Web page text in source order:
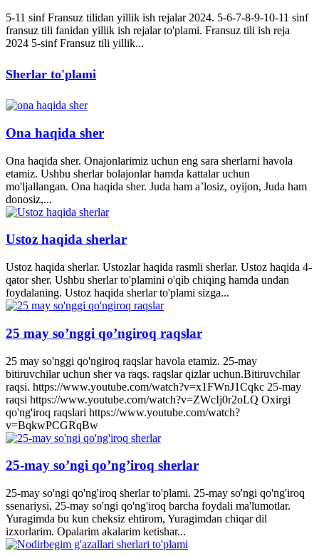
5-11 sinf Fransuz tilidan yillik ish rejalar 2024. 5-6-7-8-9-10-11 sinf
fransuz tili fanidan yillik ish rejalar to'plami. Fransuz tili ish reja
2024 5-sinf Fransuz tili yillik...
Sherlar to'plami
Ona haqida sher
Ona haqida sher. Onajonlarimiz uchun eng sara sherlarni havola
etamiz. Ushbu sherlar bolajonlar hamda kattalar uchun
mo'ljallangan. Ona haqida sher. Juda ham a’losiz, oyijon, Juda ham
donosiz,...
Ustoz haqida sherlar
Ustoz haqida sherlar. Ustozlar haqida rasmli sherlar. Ustoz haqida 4-
qator sher. Ushbu sherlar to'plamini o'qib chiqing hamda undan
foydalaning. Ustoz haqida sherlar to'plami sizga...
25 may so’nggi qo’ngiroq raqslar
25 may so'nggi qo'ngiroq raqslar havola etamiz. 25-may
bitiruvchilar uchun sher va raqs. raqslar qizlar uchun.Bitiruvchilar
raqsi. https://www.youtube.com/watch?v=x1FWnJ1Cqkc 25-may
raqsi https://www.youtube.com/watch?v=ZWcIj0r2oLQ Oxirgi
qo'ng'iroq raqslari https://www.youtube.com/watch?
v=BqkwPCGRqBw
25-may so’ngi qo’ng’iroq sherlar
25-may so'ngi qo'ng'iroq sherlar to'plami. 25-may so'ngi qo'ng'iroq
ssenariysi, 25-may so'ngi qo'ng'iroq barcha foydali ma'lumotlar.
Yuragimda bu kun cheksiz ehtirom, Yuragimdan chiqar dil
izxorlarim. Opalarim akalarim ketishar...